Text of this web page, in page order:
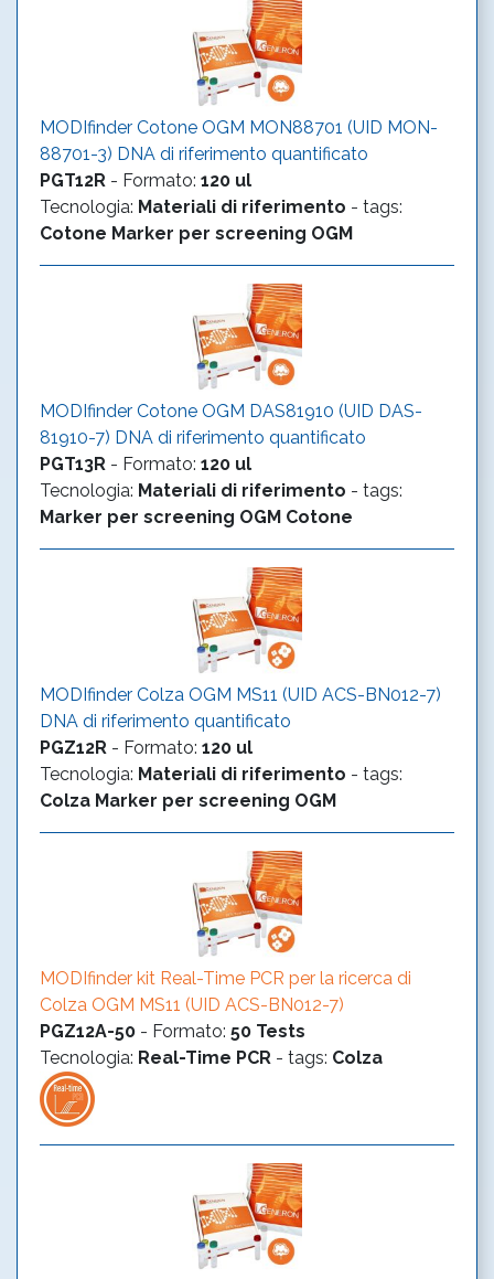
MODIfinder Cotone OGM MON88701 (UID MON-
88701-3) DNA di riferimento quantificato
PGT12R - Formato: 120 ul
Tecnologia: Materiali di riferimento - tags:
Cotone Marker per screening OGM
MODIfinder Cotone OGM DAS81910 (UID DAS-
81910-7) DNA di riferimento quantificato
PGT13R - Formato: 120 ul
Tecnologia: Materiali di riferimento - tags:
Marker per screening OGM Cotone
MODIfinder Colza OGM MS11 (UID ACS-BN012-7)
DNA di riferimento quantificato
PGZ12R - Formato: 120 ul
Tecnologia: Materiali di riferimento - tags:
Colza Marker per screening OGM
MODIfinder kit Real-Time PCR per la ricerca di
Colza OGM MS11 (UID ACS-BN012-7)
PGZ12A-50 - Formato: 50 Tests
Tecnologia: Real-Time PCR - tags: Colza